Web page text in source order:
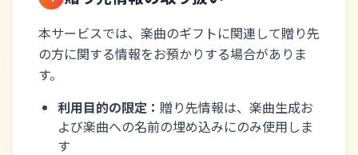
本サービスでは、楽曲のギフトに関連して贈り先
の方に関する情報をお預かりする場合がありま
す。
利用目的の限定： 贈り先情報は、楽曲生成お
よび楽曲への名前の埋め込みにのみ使用しま
す